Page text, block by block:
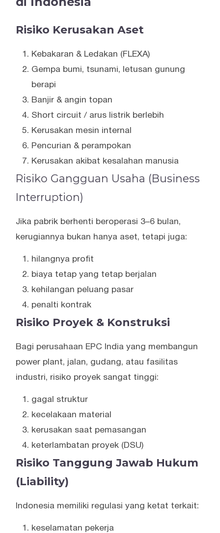
Risiko Kerusakan Aset
Kebakaran & Ledakan (FLEXA)
Gempa bumi, tsunami, letusan gunung
berapi
Banjir & angin topan
Short circuit / arus listrik berlebih
Kerusakan mesin internal
Pencurian & perampokan
Kerusakan akibat kesalahan manusia
Risiko Gangguan Usaha (Business
Interruption)
Jika pabrik berhenti beroperasi 3–6 bulan,
kerugiannya bukan hanya aset, tetapi juga:
hilangnya profit
biaya tetap yang tetap berjalan
kehilangan peluang pasar
penalti kontrak
Risiko Proyek & Konstruksi
Bagi perusahaan EPC India yang membangun
power plant, jalan, gudang, atau fasilitas
industri, risiko proyek sangat tinggi:
gagal struktur
kecelakaan material
kerusakan saat pemasangan
keterlambatan proyek (DSU)
Risiko Tanggung Jawab Hukum
(Liability)
Indonesia memiliki regulasi yang ketat terkait:
keselamatan pekerja